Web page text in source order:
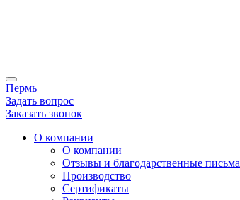
Пермь
Задать вопрос
Заказать звонок
О компании
О компании
Отзывы и благодарственные письма
Производство
Сертификаты